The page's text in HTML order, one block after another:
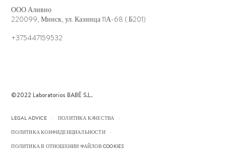
ООО Аливио
220099, Минск, ул. Казинца 11А-68 ( Б201)
+375447159532
©2022 Laboratorios BABÉ S.L.
LEGAL ADVICE
ПОЛИТИКА КАЧЕСТВА
ПОЛИТИКА КОНФИДЕНЦИАЛЬНОСТИ
ПОЛИТИКА В ОТНОШЕНИИ ФАЙЛОВ COOKIES